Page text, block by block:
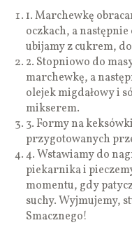
1.Marchewkę
oczkach, a
ubijamy z cukrem,
2. Stopniowo do
marchewkę, a
olejek migdałowy i
mikserem.
3. Formy na
przygotowanych
4.Wstawiamy do
piekarnika i
momentu, gdy
suchy. Wyjmujemy,
Smacznego!